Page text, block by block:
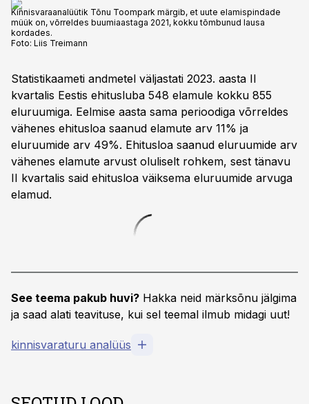
Kinnisvaraanalüütik Tõnu Toompark märgib, et uute elamispindade
müük on, võrreldes buumiaastaga 2021, kokku tõmbunud lausa
kordades.
Foto: Liis Treimann
Statistikaameti andmetel väljastati 2023. aasta II
kvartalis Eestis ehitusluba 548 elamule kokku 855
eluruumiga. Eelmise aasta sama perioodiga võrreldes
vähenes ehitusloa saanud elamute arv 11% ja
eluruumide arv 49%. Ehitusloa saanud eluruumide arv
vähenes elamute arvust oluliselt rohkem, sest tänavu
II kvartalis said ehitusloa väiksema eluruumide arvuga
elamud.
See teema pakub huvi? Hakka neid märksõnu jälgima
ja saad alati teavituse, kui sel teemal ilmub midagi uut!
kinnisvaraturu analüüs